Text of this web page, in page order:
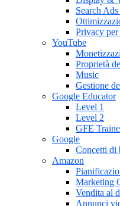
Search
Privacy per
YouTube
Proprietà
Music
Gestione
Google Educator
Level 1
Level 2
GFE
Google
Concetti di
Amazon
Marketing
Vendita al
Annunci